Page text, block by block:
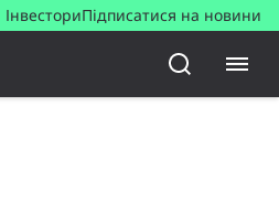
ІнвесториПідписатися на новини